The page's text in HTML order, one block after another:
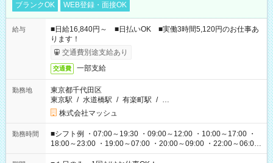
ブランクOK
WEB登録・面接OK
給与
■日給16,840円～ ■日払いOK ■実働3時間5,120円のお仕事あ
ります！
交通費別途支給あり
交通費 一部支給
勤務地
東京都千代田区
東京駅 / 水道橋駅 / 有楽町駅 / …
株式会社マッシュ
勤務時間
■シフト例 ・07:00～19:30 ・09:00～12:00 ・10:00～17:00 ・
18:00～23:00 ・19:00～07:00 ・20:00～09:00 ・22:00～06:00
etc ★最短で3時間で5,120円のお仕事から 15時間で2万円近く稼